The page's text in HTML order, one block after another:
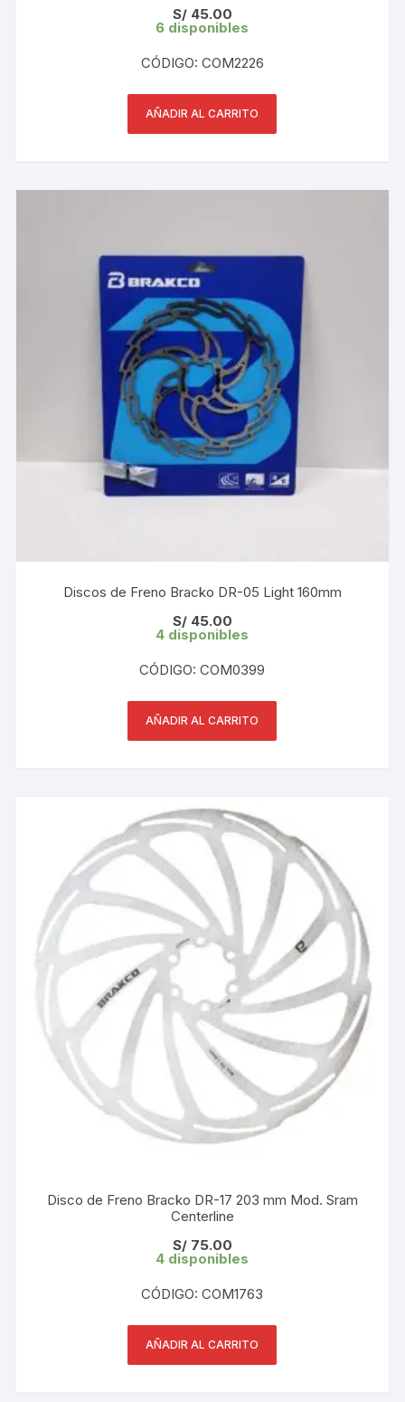
S/45.00
6 disponibles
CÓDIGO: COM2226
AÑADIR AL CARRITO
Discos de Freno Bracko DR-05 Light 160mm
S/45.00
4 disponibles
CÓDIGO: COM0399
AÑADIR AL CARRITO
Disco de Freno Bracko DR-17 203 mm Mod. Sram
Centerline
S/75.00
4 disponibles
CÓDIGO: COM1763
AÑADIR AL CARRITO